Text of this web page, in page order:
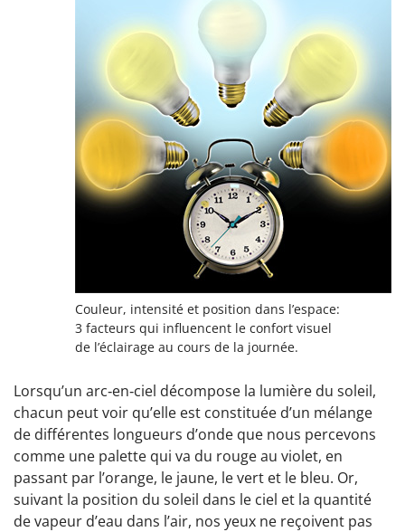
Couleur, intensité et position dans l’espace:
3 facteurs qui influencent le confort visuel
de l’éclairage au cours de la journée.
Lorsqu’un arc‑en‑ciel décompose la lumière du soleil,
chacun peut voir qu’elle est constituée d’un mélange
de différentes longueurs d’onde que nous percevons
comme une palette qui va du rouge au violet, en
passant par l’orange, le jaune, le vert et le bleu. Or,
suivant la position du soleil dans le ciel et la quantité
de vapeur d’eau dans l’air, nos yeux ne reçoivent pas